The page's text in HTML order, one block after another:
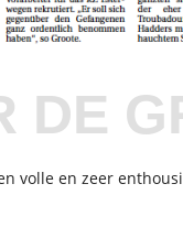
DE
volle en zeer